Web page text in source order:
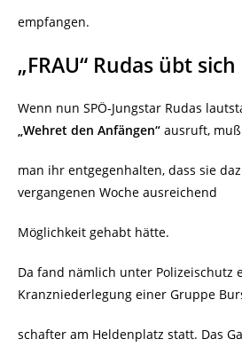
empfangen.
„FRAU“ Rudas übt
Wenn nun SPÖ-Jungstar Rudas
„Wehret den Anfängen“ ausruft, muß
man ihr entgegenhalten, dass sie
vergangenen Woche ausreichend
Möglichkeit gehabt hätte.
Da fand nämlich unter Polizeischutz
Kranzniederlegung einer Gruppe
schafter am Heldenplatz statt. Das